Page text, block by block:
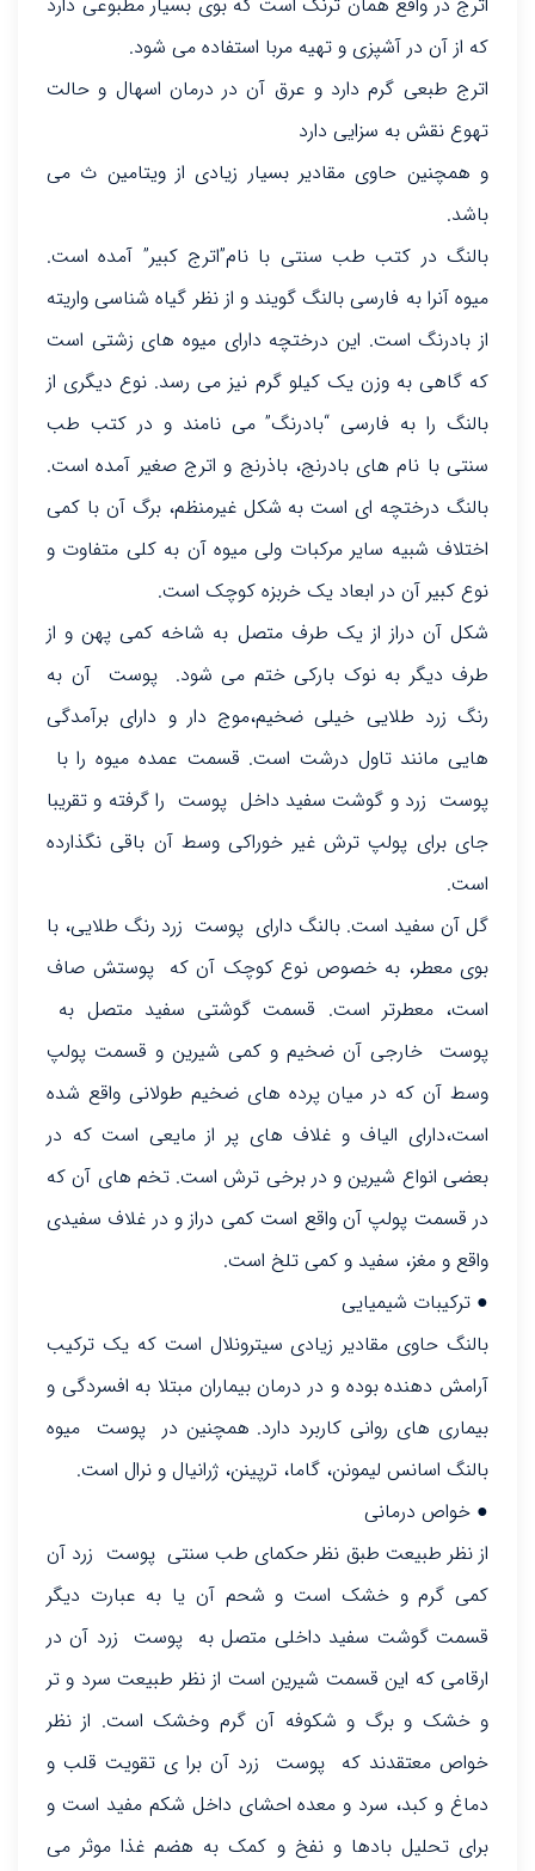
که از آن در آشپزی و تهیه مربا استفاده می شود.
اترج طبعی گرم دارد و عرق آن در درمان اسهال و حالت
تهوع نقش به سزایی دارد
و همچنین حاوی مقادیر بسیار زیادی از ویتامین ث می
باشد.
بالنگ در کتب طب سنتی با نام”اترج کبیر” آمده است.
میوه آنرا به فارسی بالنگ گویند و از نظر گیاه شناسی واریته
از بادرنگ است. این درختچه دارای میوه های زشتی است
که گاهی به وزن یک کیلو گرم نیز می رسد. نوع دیگری از
بالنگ را به فارسی “بادرنگ” می نامند و در کتب طب
سنتی با نام های بادرنج، باذرنج و اترج صغیر آمده است.
بالنگ درختچه ای است به شکل غیرمنظم، برگ آن با کمی
اختلاف شبیه سایر مرکبات ولی میوه آن به کلی متفاوت و
نوع کبیر آن در ابعاد یک خربزه کوچک است.
شکل آن دراز از یک طرف متصل به شاخه کمی پهن و از
طرف دیگر به نوک بارکی ختم می شود. پوست آن به
رنگ زرد طلایی خیلی ضخیم،موج دار و دارای برآمدگی
هایی مانند تاول درشت است. قسمت عمده میوه را با
پوست زرد و گوشت سفید داخل پوست را گرفته و تقریبا
جای برای پولپ ترش غیر خوراکی وسط آن باقی نگذارده
است.
گل آن سفید است. بالنگ دارای پوست زرد رنگ طلایی، با
بوی معطر، به خصوص نوع کوچک آن که پوستش صاف
است، معطرتر است. قسمت گوشتی سفید متصل به
پوست خارجی آن ضخیم و کمی شیرین و قسمت پولپ
وسط آن که در میان پرده های ضخیم طولانی واقع شده
است،دارای الیاف و غلاف های پر از مایعی است که در
بعضی انواع شیرین و در برخی ترش است. تخم های آن که
در قسمت پولپ آن واقع است کمی دراز و در غلاف سفیدی
واقع و مغز، سفید و کمی تلخ است.
● ترکیبات شیمیایی
بالنگ حاوی مقادیر زیادی سیترونلال است که یک ترکیب
آرامش دهنده بوده و در درمان بیماران مبتلا به افسردگی و
بیماری های روانی کاربرد دارد. همچنین در پوست میوه
بالنگ اسانس لیمونن، گاما، ترپینن، ژرانیال و نرال است.
● خواص درمانی
از نظر طبیعت طبق نظر حکمای طب سنتی پوست زرد آن
کمی گرم و خشک است و شحم آن یا به عبارت دیگر
قسمت گوشت سفید داخلی متصل به پوست زرد آن در
ارقامی که این قسمت شیرین است از نظر طبیعت سرد و تر
و خشک و برگ و شکوفه آن گرم وخشک است. از نظر
خواص معتقدند که پوست زرد آن برا ی تقویت قلب و
دماغ و کبد، سرد و معده احشای داخل شکم مفید است و
برای تحلیل بادها و نفخ و کمک به هضم غذا موثر می